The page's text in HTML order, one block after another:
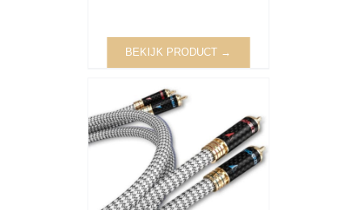
BEKIJK PRODUCT →